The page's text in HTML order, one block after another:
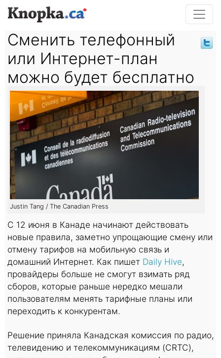
Сменить телефонный
или Интернет-план
можно будет бесплатно
Justin Tang / The Canadian Press
С 12 июня в Канаде начинают действовать
новые правила, заметно упрощающие смену или
отмену тарифов на мобильную связь и
домашний Интернет. Как пишет Daily Hive,
провайдеры больше не смогут взимать ряд
сборов, которые раньше нередко мешали
пользователям менять тарифные планы или
переходить к конкурентам.
Решение приняла Канадская комиссия по радио,
телевидению и телекоммуникациям (CRTC),